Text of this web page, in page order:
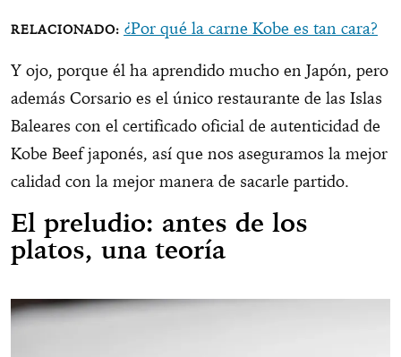
¿Por qué la carne Kobe es tan cara?
Y ojo, porque él ha aprendido mucho en Japón, pero
además Corsario es el único restaurante de las Islas
Baleares con el certificado oficial de autenticidad de
Kobe Beef japonés, así que nos aseguramos la mejor
calidad con la mejor manera de sacarle partido.
El preludio: antes de los
platos, una teoría